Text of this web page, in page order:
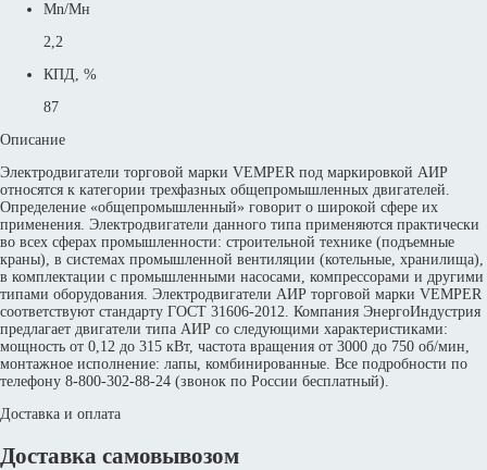
Mn/Mн
2,2
КПД, %
87
Описание
Электродвигатели торговой марки VEMPER под маркировкой АИР
относятся к категории трехфазных общепромышленных двигателей.
Определение «общепромышленный» говорит о широкой сфере их
применения. Электродвигатели данного типа применяются практически
во всех сферах промышленности: строительной технике (подъемные
краны), в системах промышленной вентиляции (котельные, хранилища),
в комплектации с промышленными насосами, компрессорами и другими
типами оборудования. Электродвигатели АИР торговой марки VEMPER
соответствуют стандарту ГОСТ 31606-2012. Компания ЭнергоИндустрия
предлагает двигатели типа АИР со следующими характеристиками:
мощность от 0,12 до 315 кВт, частота вращения от 3000 до 750 об/мин,
монтажное исполнение: лапы, комбинированные. Все подробности по
телефону 8-800-302-88-24 (звонок по России бесплатный).
Доставка и оплата
Доставка самовывозом